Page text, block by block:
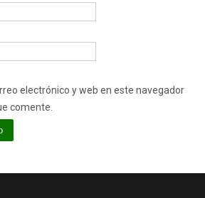
electrónico y web en este navegador
comente.